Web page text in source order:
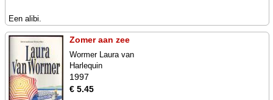
Een alibi.
Zomer aan zee
Wormer Laura van
Harlequin
1997
€ 5.45